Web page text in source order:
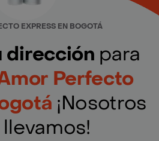
EXPRESS EN BOGOTÁ
dirección para
Perfecto
¡Nosotros